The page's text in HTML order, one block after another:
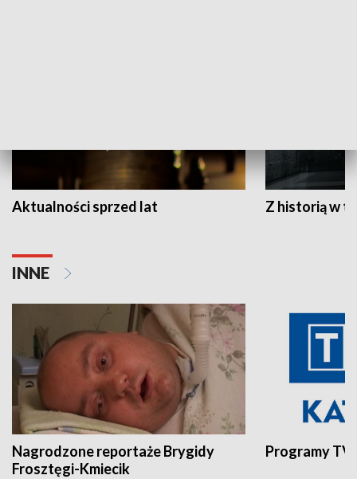
Aktualności sprzed lat Z historią w
INNE
Nagrodzone reportaże Brygidy
Frosztęgi-Kmiecik
Programy